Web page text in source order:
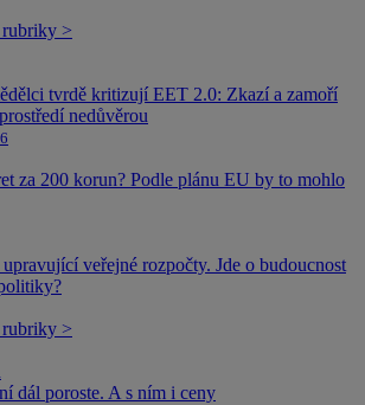
>
tvrdě kritizují EET 2.0: Zkazí a zamoří
nedůvěrou
za 200 korun? Podle plánu EU by to mohlo
veřejné rozpočty. Jde o budoucnost
>
dál poroste. A s ním i ceny